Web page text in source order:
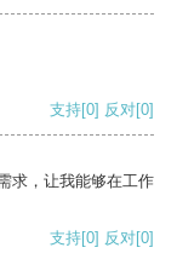
支持[0] 反对[0]
求，让我能够在工作
支持[0] 反对[0]